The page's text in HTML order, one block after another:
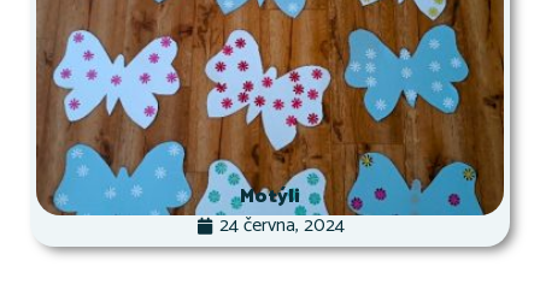
Motýli
24 června, 2024